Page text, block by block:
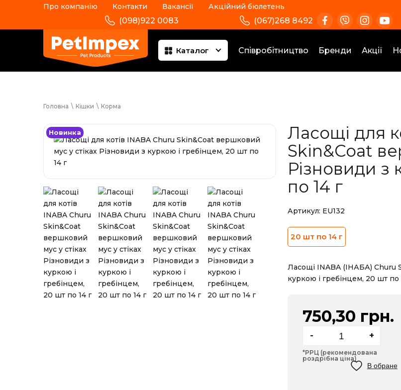
Про компанію Контакти Вакансії Акційний бюлетень
(098)922 0083 (067)268 8492
Каталог Співробітництво Бренди Акції
Головна \ Кішки \ Корма
Ласощі для
Skin&Coat
Різновиди з
по 14 г
Артикул: EU132
Новинка
20 шт по 14 г
Ласощі INABA (ІНАБА) Churu
куркою і гребінцем, 20 шт по
750,30 грн.
- +
*РРЦ (рекомендована
роздрібна ціна)
В обране